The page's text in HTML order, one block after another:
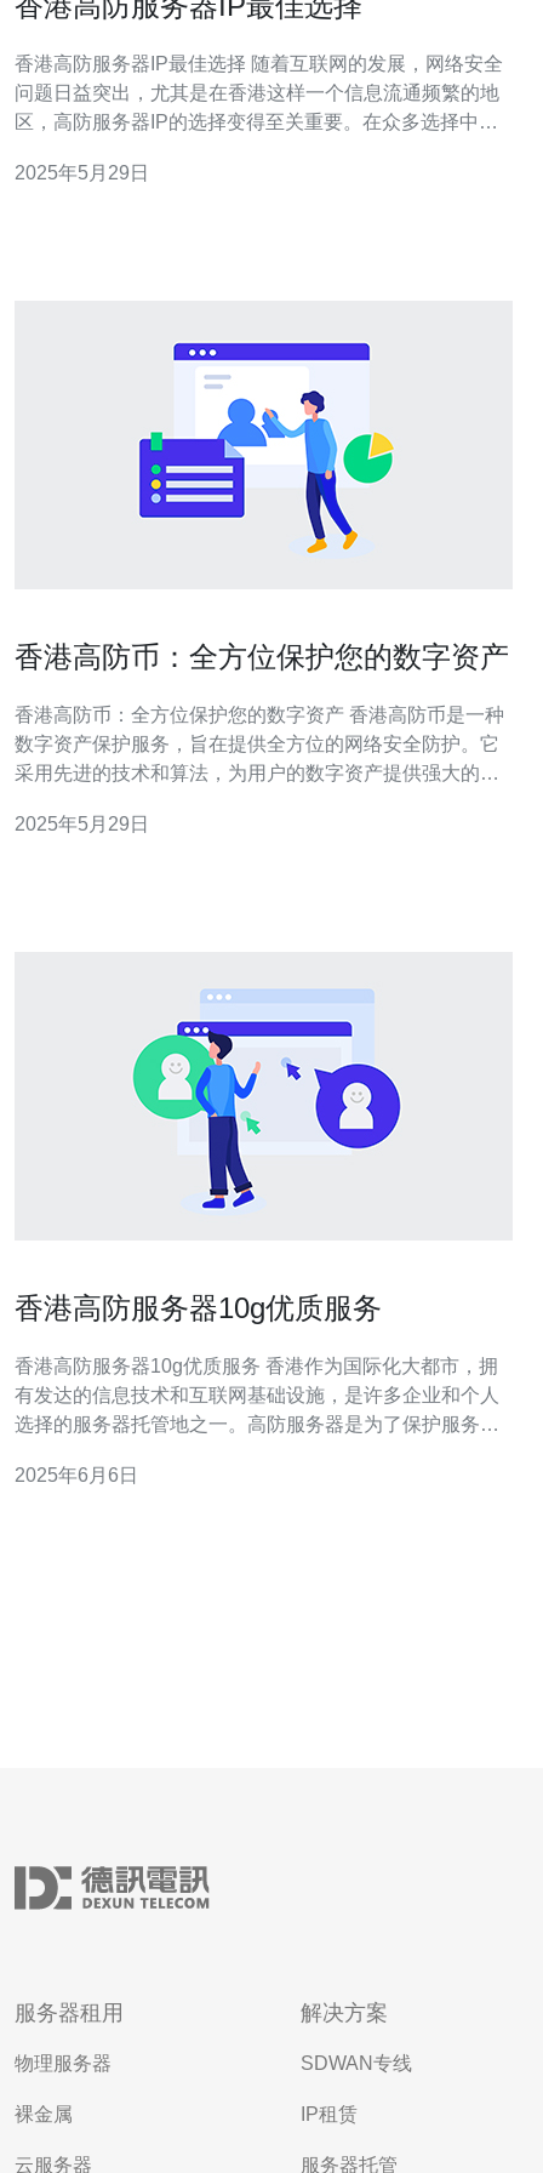
香港高防服务器IP最佳选择 随着互联网的发展，网络安全
问题日益突出，尤其是在香港这样一个信息流通频繁的地
区，高防服务器IP的选择变得至关重要。在众多选择中，
越：香港位于亚洲的中心地带，连接全球各地，提供了更
2025年5月29日
香港高防币：全方位保护您的数字资产
香港高防币：全方位保护您的数字资产 香港高防币是一种
数字资产保护服务，旨在提供全方位的网络安全防护。它
采用先进的技术和算法，为用户的数字资产提供强大的安
能力，可以有效抵御各种网络攻击，确保用户的数字资
2025年5月29日
香港高防服务器10g优质服务
香港高防服务器10g优质服务 香港作为国际化大都市，拥
有发达的信息技术和互联网基础设施，是许多企业和个人
选择的服务器托管地之一。高防服务器是为了保护服务器
港高防服务器10g带宽可保证您的网站流量和访问速度。拥
2025年6月6日
服务器租用
物理服务器
裸金属
云服务器
解决方案
SDWAN专线
IP租赁
服务器托管